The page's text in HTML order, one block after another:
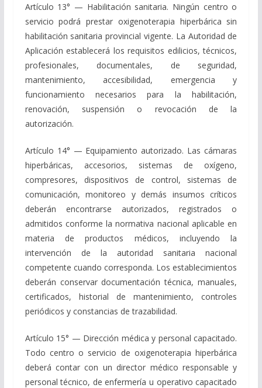
Artículo 13° — Habilitación sanitaria. Ningún centro o
servicio podrá prestar oxigenoterapia hiperbárica sin
habilitación sanitaria provincial vigente. La Autoridad de
Aplicación establecerá los requisitos edilicios, técnicos,
profesionales, documentales, de seguridad,
mantenimiento, accesibilidad, emergencia y
funcionamiento necesarios para la habilitación,
renovación, suspensión o revocación de la
autorización.
Artículo 14° — Equipamiento autorizado. Las cámaras
hiperbáricas, accesorios, sistemas de oxígeno,
compresores, dispositivos de control, sistemas de
comunicación, monitoreo y demás insumos críticos
deberán encontrarse autorizados, registrados o
admitidos conforme la normativa nacional aplicable en
materia de productos médicos, incluyendo la
intervención de la autoridad sanitaria nacional
competente cuando corresponda. Los establecimientos
deberán conservar documentación técnica, manuales,
certificados, historial de mantenimiento, controles
periódicos y constancias de trazabilidad.
Artículo 15° — Dirección médica y personal capacitado.
Todo centro o servicio de oxigenoterapia hiperbárica
deberá contar con un director médico responsable y
personal técnico, de enfermería u operativo capacitado